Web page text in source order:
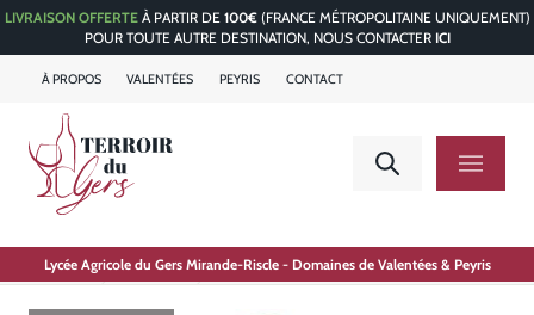
LIVRAISON OFFERTEÀ PARTIR DE 100€(FRANCE MÉTROPOLITAINE UNIQUEMENT)
POUR TOUTE AUTRE DESTINATION, NOUS CONTACTER ICI
À PROPOS VALENTÉES PEYRIS CONTACT
Lycée Agricole du Gers Mirande-Riscle - Domaines de Valentées & Peyris
Accueil Vins Domaine de Peyris Blanc Sec 2019 75 cl